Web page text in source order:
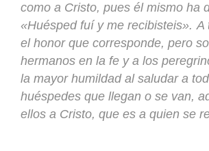
como a Cristo, pues él mismo ha
«Huésped fuí y me recibisteis». A
el honor que corresponde, pero
hermanos en la fe y a los
la mayor humildad al saludar a
huéspedes que llegan o se van,
ellos a Cristo, que es a quien se